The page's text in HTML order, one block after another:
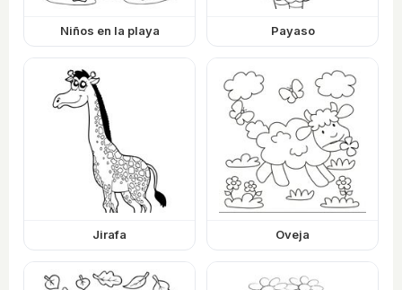
Niños en la playa Payaso
Jirafa Oveja